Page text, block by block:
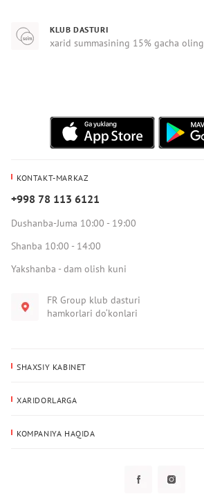
KLUB DASTURI
xarid summasining 15% gacha oling
KONTAKT-MARKAZ
+998 78 113 6121
Dushanba-Juma 10:00 - 19:00
Shanba 10:00 - 14:00
Yakshanba - dam olish kuni
FR Group klub dasturi
hamkorlari do‘konlari
SHAXSIY KABINET
Yetkazib berish manzili
XARIDORLARGA
KOMPANIYA HAQIDA